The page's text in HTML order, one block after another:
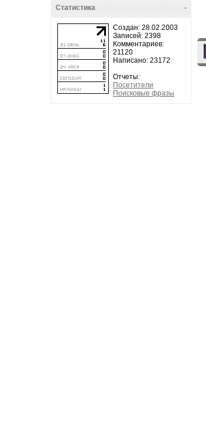
-
Статистика
Создан: 28.02.2003
Записей: 2398
Комментариев:
21120
Написано: 23172
Отчеты:
Посетители
Поисковые фразы